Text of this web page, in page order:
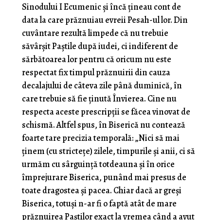
Sinodului I Ecumenic și încă țineau cont de
data la care prăznuiau evreii Pesah-ul lor. Din
cuvântare rezultă limpede că nu trebuie
săvârșit Paștile după iudei, ci indiferent de
sărbătoarea lor pentru că oricum nu este
respectat fix timpul prăznuirii din cauza
decalajului de câteva zile până duminică, în
care trebuie să fie ținută Învierea. Cine nu
respecta aceste prescripții se făcea vinovat de
schismă. Altfel spus, în Biserică nu contează
foarte tare precizia temporală: „Nici să mai
ţinem (cu stricteţe) zilele, timpurile şi anii, ci să
urmăm cu sârguinţă totdeauna şi în orice
împrejurare Biserica, punând mai presus de
toate dragostea şi pacea. Chiar dacă ar greşi
Biserica, totuşi n-ar fi o faptă atât de mare
prăznuirea Paştilor exact la vremea când a avut